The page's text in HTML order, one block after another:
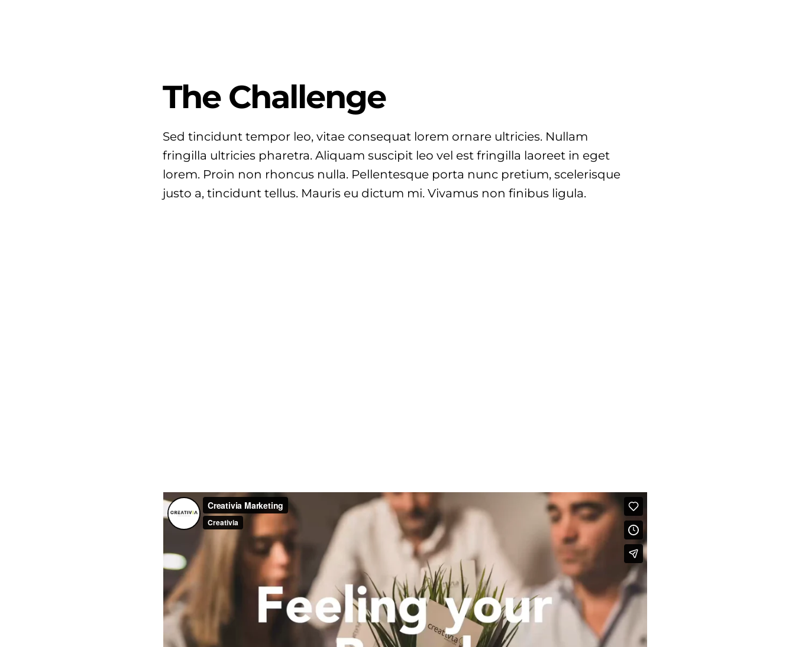
The Challenge
Sed tincidunt tempor leo, vitae consequat lorem ornare ultricies. Nullam
fringilla ultricies pharetra. Aliquam suscipit leo vel est fringilla laoreet in eget
lorem. Proin non rhoncus nulla. Pellentesque porta nunc pretium, scelerisque
justo a, tincidunt tellus. Mauris eu dictum mi. Vivamus non finibus ligula.